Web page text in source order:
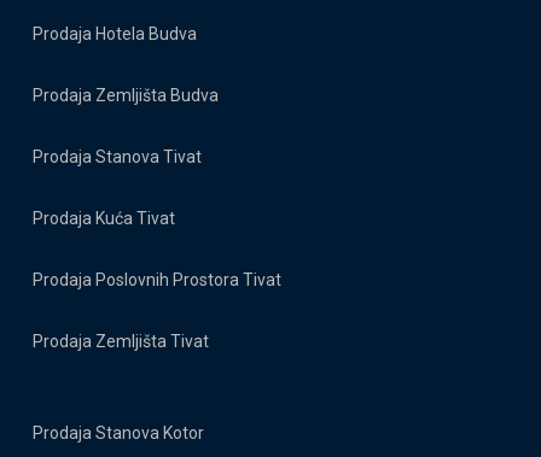
Prodaja Hotela Budva
Prodaja Zemljišta Budva
Prodaja Stanova Tivat
Prodaja Kuća Tivat
Prodaja Poslovnih Prostora Tivat
Prodaja Zemljišta Tivat
Prodaja Stanova Kotor